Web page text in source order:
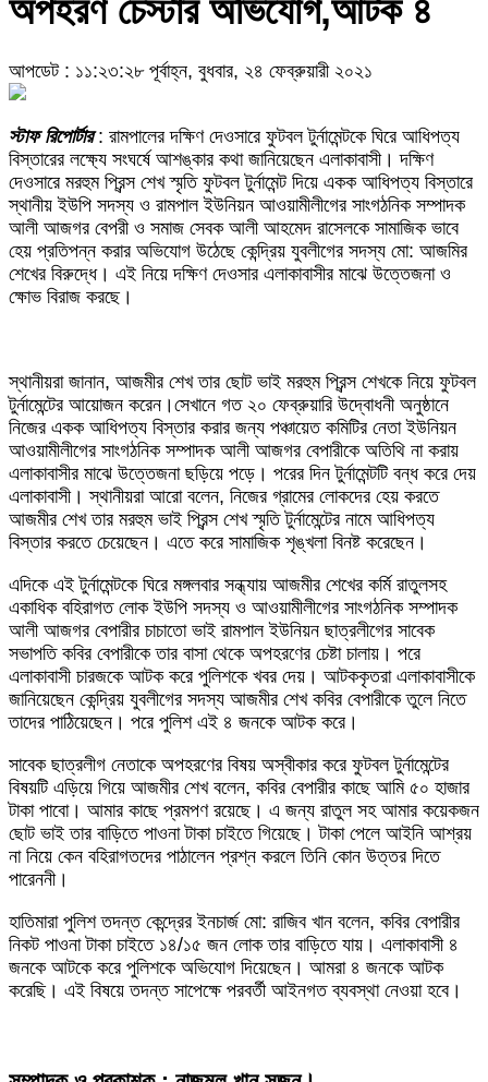
অপহরণ চেস্টার অভিযোগ,আটক ৪
আপডেট : ১১:২৩:২৮ পূর্বাহ্ন, বুধবার, ২৪ ফেব্রুয়ারী ২০২১
স্টাফ রিপোর্টার: রামপালের দক্ষিণ দেওসারে ফুটবল টুর্নামেন্টকে ঘিরে আধিপত্য
বিস্তারের লক্ষ্যে সংঘর্ষে আশঙ্কার কথা জানিয়েছেন এলাকাবাসী। দক্ষিণ
দেওসারে মরহুম প্রিন্স শেখ স্মৃতি ফুটবল টুর্নামেন্ট দিয়ে একক আধিপত্য বিস্তারে
স্থানীয় ইউপি সদস্য ও রামপাল ইউনিয়ন আওয়ামীলীগের সাংগঠনিক সম্পাদক
আলী আজগর বেপরী ও সমাজ সেবক আলী আহমেদ রাসেলকে সামাজিক ভাবে
হেয় প্রতিপন্ন করার অভিযোগ উঠেছে কেন্দ্রিয় যুবলীগের সদস্য মো: আজমির
শেখের বিরুদ্ধে। এই নিয়ে দক্ষিণ দেওসার এলাকাবাসীর মাঝে উত্তেজনা ও
ক্ষোভ বিরাজ করছে।
স্থানীয়রা জানান, আজমীর শেখ তার ছোট ভাই মরহুম প্রিন্স শেখকে নিয়ে ফুটবল
টুর্নামেন্টের আয়োজন করেন।সেখানে গত ২০ ফেব্রুয়ারি উদ্বোধনী অনুষ্ঠানে
নিজের একক আধিপত্য বিস্তার করার জন্য পঞ্চায়েত কমিটির নেতা ইউনিয়ন
আওয়ামীলীগের সাংগঠনিক সম্পাদক আলী আজগর বেপারীকে অতিথি না করায়
এলাকাবাসীর মাঝে উত্তেজনা ছড়িয়ে পড়ে। পরের দিন টুর্নামেন্টটি বন্ধ করে দেয়
এলাকাবাসী। স্থানীয়রা আরো বলেন, নিজের গ্রামের লোকদের হেয় করতে
আজমীর শেখ তার মরহুম ভাই প্রিন্স শেখ স্মৃতি টুর্নামেন্টের নামে আধিপত্য
বিস্তার করতে চেয়েছেন। এতে করে সামাজিক শৃঙ্খলা বিনষ্ট করেছেন।
এদিকে এই টুর্নামেন্টকে ঘিরে মঙ্গলবার সন্ধ্যায় আজমীর শেখের কর্মি রাতুলসহ
একাধিক বহিরাগত লোক ইউপি সদস্য ও আওয়ামীলীগের সাংগঠনিক সম্পাদক
আলী আজগর বেপারীর চাচাতো ভাই রামপাল ইউনিয়ন ছাত্রলীগের সাবেক
সভাপতি কবির বেপারীকে তার বাসা থেকে অপহরণের চেষ্টা চালায়। পরে
এলাকাবাসী চারজকে আটক করে পুলিশকে খবর দেয়। আটককৃতরা এলাকাবাসীকে
জানিয়েছেন কেন্দ্রিয় যুবলীগের সদস্য আজমীর শেখ কবির বেপারীকে তুলে নিতে
তাদের পাঠিয়েছেন। পরে পুলিশ এই ৪ জনকে আটক করে।
সাবেক ছাত্রলীগ নেতাকে অপহরণের বিষয় অস্বীকার করে ফুটবল টুর্নামেন্টের
বিষয়টি এড়িয়ে গিয়ে আজমীর শেখ বলেন, কবির বেপারীর কাছে আমি ৫০ হাজার
টাকা পাবো। আমার কাছে প্রমপণ রয়েছে। এ জন্য রাতুল সহ আমার কয়েকজন
ছোট ভাই তার বাড়িতে পাওনা টাকা চাইতে গিয়েছে। টাকা পেলে আইনি আশ্রয়
না নিয়ে কেন বহিরাগতদের পাঠালেন প্রশ্ন করলে তিনি কোন উত্তর দিতে
পারেননী।
হাতিমারা পুলিশ তদন্ত কেন্দ্রের ইনচার্জ মো: রাজিব খান বলেন, কবির বেপারীর
নিকট পাওনা টাকা চাইতে ১৪/১৫ জন লোক তার বাড়িতে যায়। এলাকাবাসী ৪
জনকে আটকে করে পুলিশকে অভিযোগ দিয়েছেন। আমরা ৪ জনকে আটক
করেছি। এই বিষয়ে তদন্ত সাপেক্ষে পরবর্তী আইনগত ব্যবস্থা নেওয়া হবে।